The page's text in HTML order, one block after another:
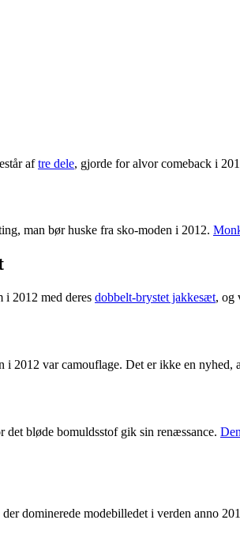
aftre dele, gjorde for alvor comeback i
man bør huske fra sko-moden i 2012.
2012 med deres dobbelt-brystet jakkesæt, og
i 2012 var camouflage. Det er ikke en nyhed,
bløde bomuldsstof gik sin renæssance.
dominerede modebilledet i verden anno